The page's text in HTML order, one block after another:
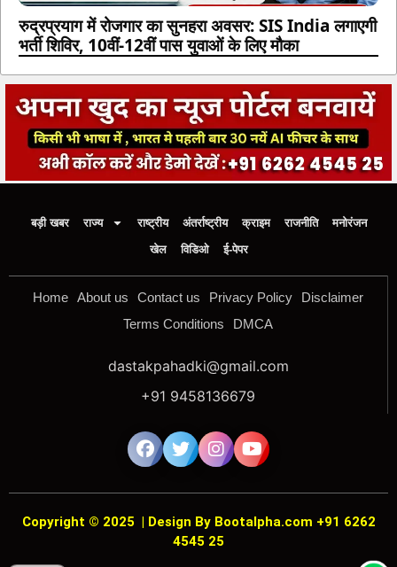
रुद्रप्रयाग में रोजगार का सुनहरा अवसर: SIS India लगाएगी
भर्ती शिविर, 10वीं-12वीं पास युवाओं के लिए मौका
बड़ी खबर राज्य राष्ट्रीय अंतर्राष्ट्रीय क्राइम राजनीति
मनोरंजन
खेल
विडिओ ई-पेपर
Home About us Contact us Privacy Policy
Disclaimer
Terms Conditions
DMCA
dastakpahadki@gmail.com
+91 9458136679
Copyright © 2025 | Design By Bootalpha.com +91 6262
4545 25